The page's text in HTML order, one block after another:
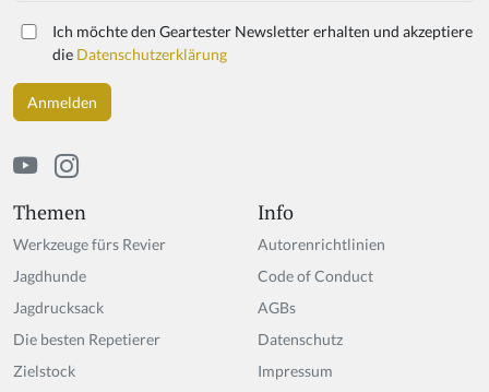
Themen
Werkzeuge fürs Revier
Jagdhunde
Jagdrucksack
Die besten Repetierer
Zielstock
Info
Autorenrichtlinien
Code of Conduct
AGBs
Datenschutz
Impressum
Ich möchte den Geartester Newsletter erhalten und akzeptiere
die Datenschutzerklärung